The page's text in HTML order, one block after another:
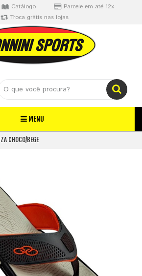
Catálogo
Parcele em até 12x
Troca grátis nas lojas
MENU
CHOCO/BEGE